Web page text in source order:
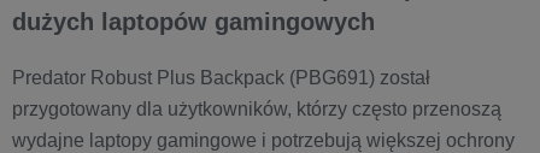
dużych laptopów gamingowych
Predator Robust Plus Backpack (PBG691) został
przygotowany dla użytkowników, którzy często przenoszą
wydajne laptopy gamingowe i potrzebują większej ochrony